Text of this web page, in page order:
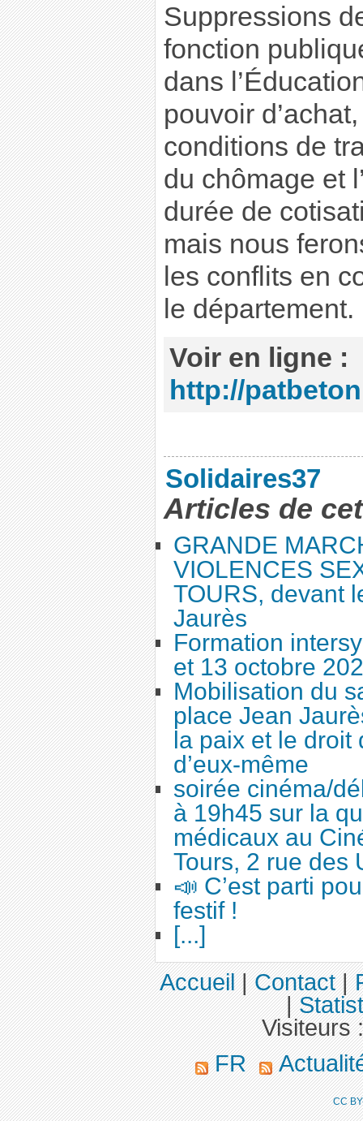
Suppressions
fonction
dans
pouvoir
conditions de
du chômage et
durée de
mais nous
les conflits en
le département.
Voir en ligne :
http://
Solidaires37
Articles de
GRANDE
VIOLENCES
TOURS, devant
Jaurès
Formation
et 13 octobre
Mobilisation du
place Jean
la paix et le
d’eux-même
soirée cinéma/
à 19h45 sur la
médicaux au
Tours, 2 rue des
📣 C’est parti
festif !
[...]
Accueil|Contact|
|
Visiteurs
FR
CC